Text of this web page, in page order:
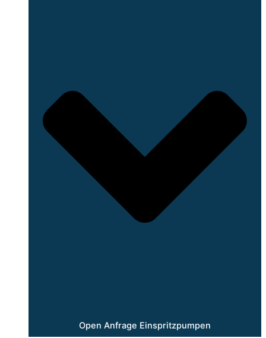
Open Anfrage Einspritzpumpen